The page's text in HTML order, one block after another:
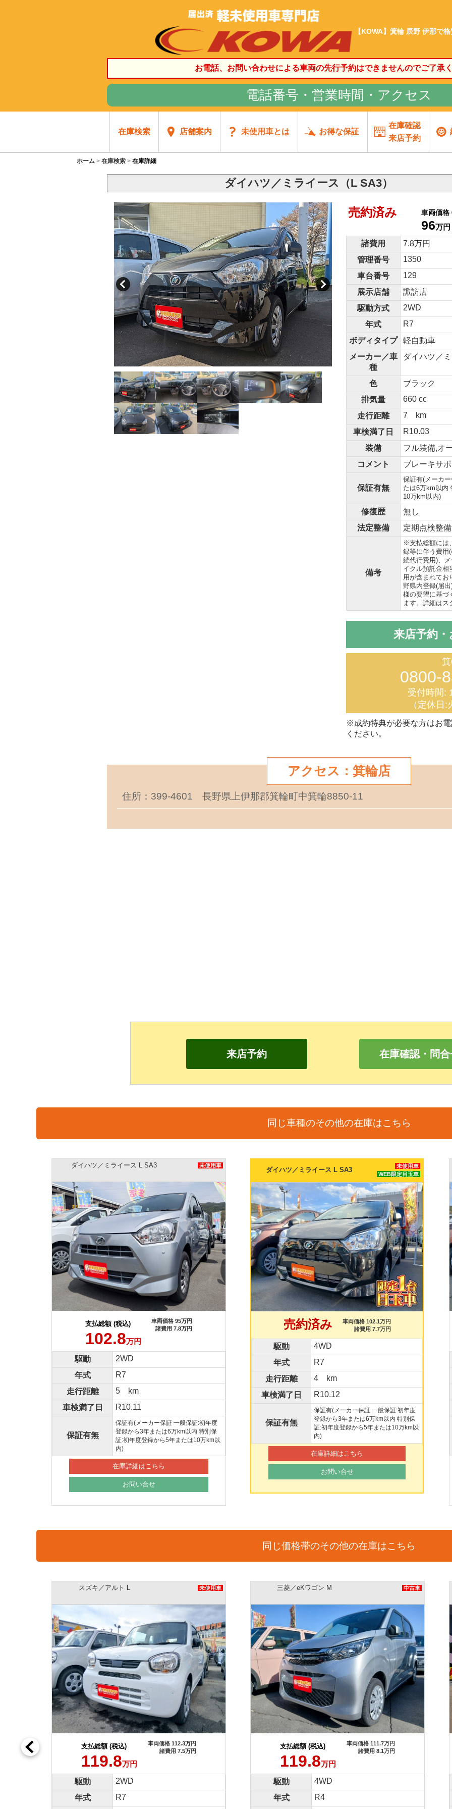
【KOWA】箕輪 辰野 伊那で
お電話、お問い合わせによる車両の先行予約はできませんのでご了承
電話番号・営業時間・アクセス
在庫検索 店舗案内 未使用車とは お得な保証
在庫確認
来店予約
ホーム 在庫検索 在庫詳細
ダイハツ／ミライース（L SA3）
売約済み 車両価格
96万円
諸費用
7.8万円
管理番号
1350
車台番号
129
展示店舗
諏訪店
駆動方式
2WD
年式
R7
ボディタイプ
軽自動車
メーカー／車
種
ダイハツ／
色
ブラック
排気量
660 cc
走行距離
7 km
車検満了日
R10.03
装備
フル装備,オ
コメント
ブレーキサ
保証有無
保証有(メーカ
たは6万km以内
10万km以内)
修復歴
無し
法定整備
定期点検整
備考
※支払総額には
録等に伴う費用
続代行費用)、
イクル預託金相
用が含まれて
野県内登録(届
様の要望に基づ
ます。詳細は
来店予約
0800-
受付時間:
（定休日
※成約特典が必要な方はお
ください。
アクセス：箕輪店
住所：399-4601 長野県上伊那郡箕輪町中箕輪8850-11
来店予約 在庫確認・問合
同じ車種のその他の在庫はこちら
ダイハツ／ミライース L SA3 未使用車
支払総額 (税込)
102.8万円
車両価格 95万円
諸費用 7.8万円
駆動
2WD
年式
R7
走行距離
5 km
車検満了日
R10.11
保証有無
保証有(メーカー保証 一般保証:初年度
登録から3年または6万km以内 特別保
証:初年度登録から5年または10万km以
内)
在庫詳細はこちら
お問い合せ
ダイハツ／ミライース L SA3
未使用車
WEB限定目玉車
売約済み
車両価格 102.1万円
諸費用 7.7万円
駆動
4WD
年式
R7
走行距離
4 km
車検満了日
R10.12
保証有無
保証有(メーカー保証 一般保証:初年度
登録から3年または6万km以内 特別保
証:初年度登録から5年または10万km以
内)
在庫詳細はこちら
お問い合せ
同じ価格帯のその他の在庫はこちら
未使用車
車両価格 112.3万円
諸費用 7.5万円
三菱／eKワゴン M 中古車
支払総額 (税込)
車両価格 111.7万円
諸費用 8.1万円
三菱／eKワゴン M
支払総額 (税込)